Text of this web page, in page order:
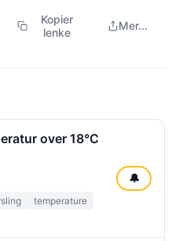
Kopier
lenke
Mer...
over 18°C
temperature
🔔